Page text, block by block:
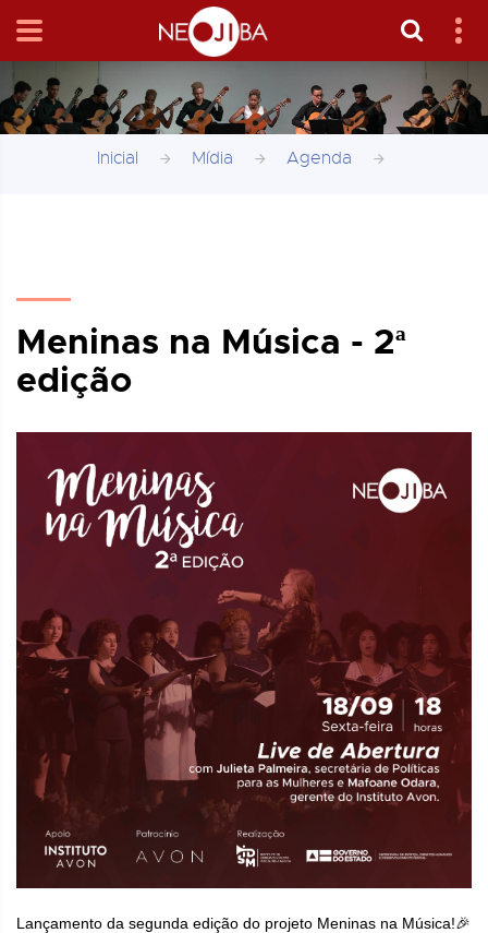
Inicial Mídia Agenda
Meninas na Música - 2ª
edição
Lançamento da segunda edição do projeto Meninas na Música!🎉